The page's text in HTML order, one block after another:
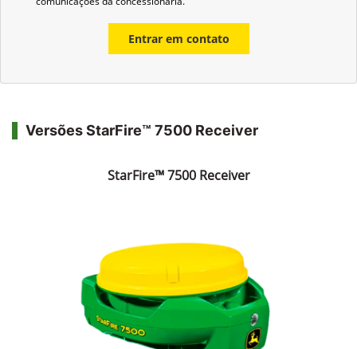
Entrar em contato
Versões StarFire™ 7500 Receiver
StarFire™ 7500 Receiver